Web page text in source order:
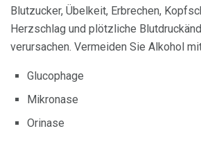
Blutzucker, Übelkeit, Erbrechen,
Herzschlag und plötzliche
verursachen. Vermeiden Sie Alkohol
Glucophage
Mikronase
Orinase